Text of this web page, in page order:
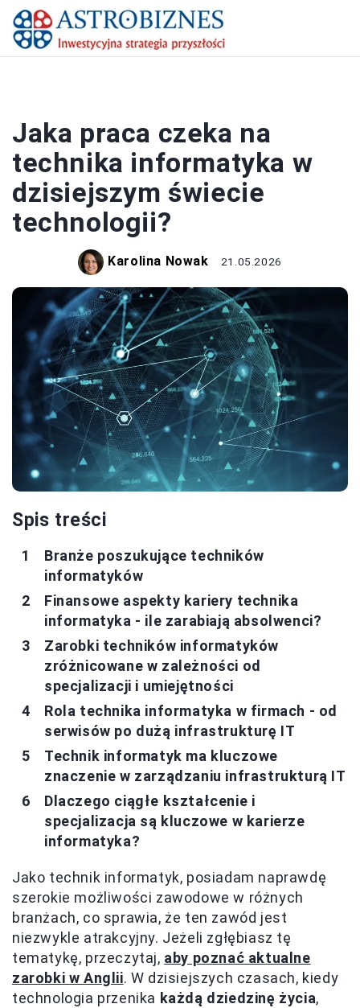
Jaka praca czeka na
technika informatyka w
dzisiejszym świecie
technologii?
Karolina Nowak 21.05.2026
Spis treści
Branże poszukujące techników
informatyków
Finansowe aspekty kariery technika
informatyka - ile zarabiają absolwenci?
Zarobki techników informatyków
zróżnicowane w zależności od
specjalizacji i umiejętności
Rola technika informatyka w firmach - od
serwisów po dużą infrastrukturę IT
Technik informatyk ma kluczowe
znaczenie w zarządzaniu infrastrukturą IT
Dlaczego ciągłe kształcenie i
specjalizacja są kluczowe w karierze
informatyka?
Jako technik informatyk, posiadam naprawdę
szerokie możliwości zawodowe w różnych
branżach, co sprawia, że ten zawód jest
niezwykle atrakcyjny. Jeżeli zgłębiasz tę
tematykę, przeczytaj, aby poznać aktualne
zarobki w Anglii. W dzisiejszych czasach, kiedy
technologia przenika każdą dziedzinę życia,